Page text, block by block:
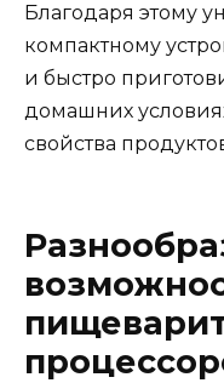
Благодаря этому
компактному
и быстро
домашних
свойства